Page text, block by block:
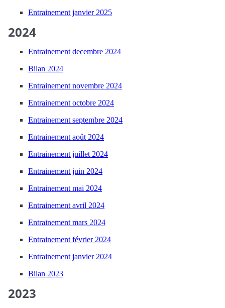
Entrainement janvier 2025
2024
Entrainement decembre 2024
Bilan 2024
Entrainement novembre 2024
Entrainement octobre 2024
Entrainement septembre 2024
Entrainement août 2024
Entrainement juillet 2024
Entrainement juin 2024
Entrainement mai 2024
Entrainement avril 2024
Entrainement mars 2024
Entrainement février 2024
Entrainement janvier 2024
Bilan 2023
2023